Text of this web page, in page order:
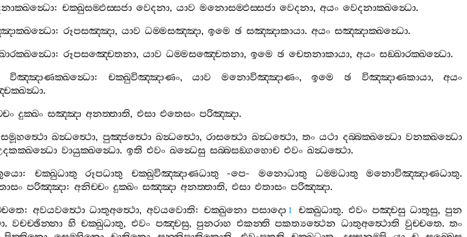
: චක‍්ඛුසම‍්ඵස‍්සජා වෙදනා, යාව මනොසම‍්ඵස‍්සජා වෙදනා, අයං වෙදනාක‍්ඛන්‍ධො.
: රූපසඤ‍්ඤා, යාව ධම‍්මසඤ‍්ඤා, ඉමෙ ඡ සඤ‍්ඤාකායා. අයං සඤ‍්ඤාක‍්ඛන්‍ධො.
: රූපසඤ‍්චෙතනා, යාව ධම‍්මසඤ‍්චෙතනා, ඉමෙ ඡ චෙතනාකායා, අයං සඞ‍්ඛාරක‍්ඛන්‍ධො.
විඤ‍්ඤාණක‍්ඛන්‍ධො: චක‍්ඛුවිඤ‍්ඤාණං,යාව මනොවිඤ‍්ඤාණං,ඉමෙ ඡ විඤ‍්ඤාණකායා,අයං
.
දුක‍්ඛං සඤ‍්ඤා අනත‍්තාති, එසා එතෙසං පරිඤ‍්ඤා.
සමූහත්‍ථො ඛන්‍ධත්‍ථො, පුඤ‍්ජත්‍ථො ඛන්‍ධත්‍ථො,රාසත්‍ථො ඛන්‍ධත්‍ථො, තං යථා දබ‍්බක‍්ඛන්‍ධො වනක‍්ඛන්‍ධො
වායුක‍්ඛන්‍ධො. ඉති එවං ඛන්‍ධෙසු සබ‍්බසඞ‍්ගහොච එවං ඛන්‍ධත්‍ථො.
: චක‍්ඛුධාතු රූපධාතු චක‍්ඛුවිඤ‍්ඤාණධාතු -පෙ- මනොධාතු ධම‍්මධාතු මනොවිඤ‍්ඤාණධාතු.
පරිඤ‍්ඤා: අනිච‍්චං දුක‍්ඛං සඤ‍්ඤා අනත‍්තාති, එසා එතාසං පරිඤ‍්ඤා.
: අවයවත්‍ථො ධාතුඅත්‍ථො,අවයවොති: චක‍්ඛුනො පසාදො 1 චක‍්ඛුධාතු. එවං පඤ‍්චසු ධාතූසු,පුන
.වචච‍්ඡින‍්නා හි චක‍්ඛුධාතු, එවං පඤ‍්චසු,පුනරාහ එකන‍්ති පකත්‍යත්‍ථෙන ධාතුඅත්‍ථොති වුච‍්චතෙ.තං